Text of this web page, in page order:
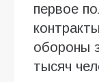
первое
обороны
тысяч